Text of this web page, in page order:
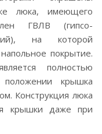
люка, имеющего
ГВЛВ (гипсо-
на которой
покрытие.
полностью
крышка
Конструкция люка
крышки даже при